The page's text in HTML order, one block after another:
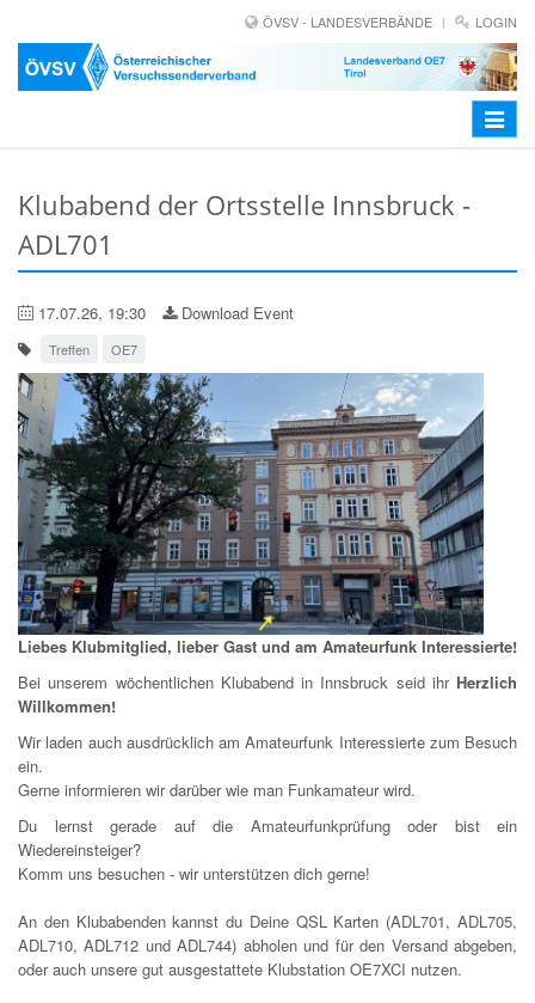
ÖVSV - LANDESVERBÄNDE LOGIN
Toggle
Klubabend der Ortsstelle Innsbruck -
ADL701
17.07.26, 19:30 Download Event
Treffen OE7
Liebes Klubmitglied, lieber Gast und am Amateurfunk Interessierte!
Bei unserem wöchentlichen Klubabend in Innsbruck seid ihr Herzlich
Willkommen!
Wir laden auch ausdrücklich am Amateurfunk Interessierte zum Besuch
ein.
Gerne informieren wir darüber wie man Funkamateur wird.
Du lernst gerade auf die Amateurfunkprüfung oder bist ein
Wiedereinsteiger?
Komm uns besuchen - wir unterstützen dich gerne!
An den Klubabenden kannst du Deine QSL Karten (ADL701, ADL705,
ADL710, ADL712 und ADL744) abholen und für den Versand abgeben,
oder auch unsere gut ausgestattete Klubstation OE7XCI nutzen.